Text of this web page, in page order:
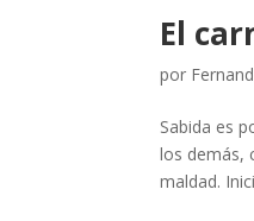
El
por
Sabida es
los demás,
maldad.